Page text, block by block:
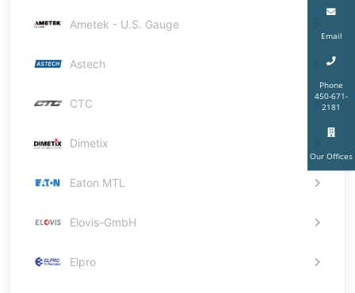
Email
Phone
450-671-
2181
Our Offices
Ametek - U.S. Gauge
Astech
CTC
Dimetix
Eaton MTL
Elovis-GmbH
Elpro